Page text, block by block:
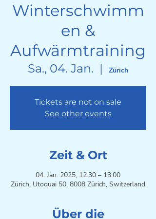
Winterschwimm
en &
Aufwärmtraining
Sa., 04. Jan.
  |
Zürich
Tickets are not on sale
See other events
Zeit & Ort
04. Jan. 2025, 12:30 – 13:00
Zürich, Utoquai 50, 8008 Zürich, Switzerland
Über die